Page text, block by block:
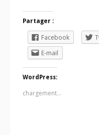
Partager :
Facebook
E-mail
WordPress:
chargement…